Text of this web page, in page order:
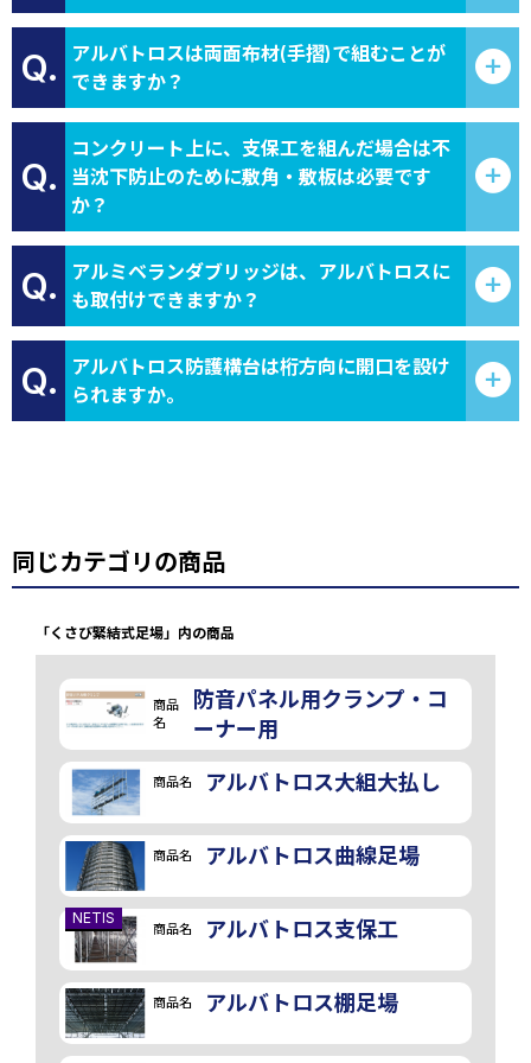
Q.
アルバトロスは両面布材(手摺)で組むことが
できますか？
Q.
コンクリート上に、支保工を組んだ場合は不
当沈下防止のために敷角・敷板は必要です
か？
Q.
アルミベランダブリッジは、アルバトロスに
も取付けできますか？
Q.
アルバトロス防護構台は桁方向に開口を設け
られますか。
同じカテゴリの商品
「くさび緊結式足場」内の商品
商品
名
防音パネル用クランプ・コ
ーナー用
商品名 アルバトロス大組大払し
商品名 アルバトロス曲線足場
NETIS
商品名 アルバトロス支保工
商品名 アルバトロス棚足場